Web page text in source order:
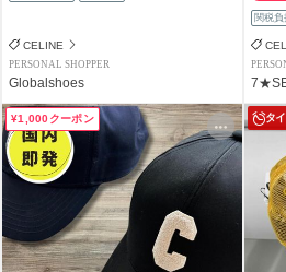
CELINE
PERSONAL SHOPPER
Globalshoes
関税負
¥1,000クーポン タ